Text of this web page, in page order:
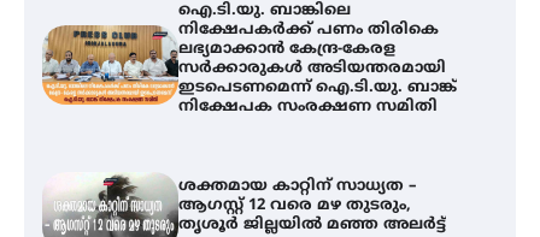
ഐ.ടി.യു. ബാങ്കിലെ
നിക്ഷേപകർക്ക് പണം തിരികെ
ലഭ്യമാക്കാൻ കേന്ദ്ര-കേരള
സർക്കാരുകൾ അടിയന്തരമായി
ഇടപെടണമെന്ന് ഐ.ടി.യു. ബാങ്ക്
നിക്ഷേപക സംരക്ഷണ സമിതി
ശക്തമായ കാറ്റിന് സാധ്യത –
ആഗസ്റ്റ് 12 വരെ മഴ തുടരും,
തൃശൂർ ജില്ലയിൽ മഞ്ഞ അലർട്ട്